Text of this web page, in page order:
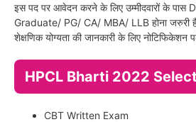
इस पद पर आवेदन करने के लिए उम्मीदवारों के
Graduate/ PG/ CA/ MBA/ LLB होना जरुरी
शेक्षणिक योग्यता की जानकारी के लिए नोटिफिकेशन
HPCL Bharti 2022
CBT Written Exam